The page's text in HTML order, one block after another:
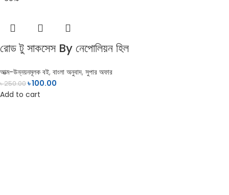
রোড টু সাকসেস By নেপোলিয়ন হিল
আত্ম-উন্নয়নমূলক বই, বাংলা অনুবাদ, সুপার অফার
৳250.00৳100.00
Add to cart